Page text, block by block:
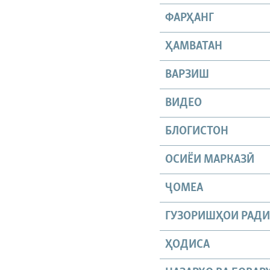
ФАРҲАНГ
ҲАМВАТАН
ВАРЗИШ
ВИДЕО
БЛОГИСТОН
ОСИЁИ МАРКАЗӢ
ҶОМEА
ГУЗОРИШҲОИ
ҲОДИСА